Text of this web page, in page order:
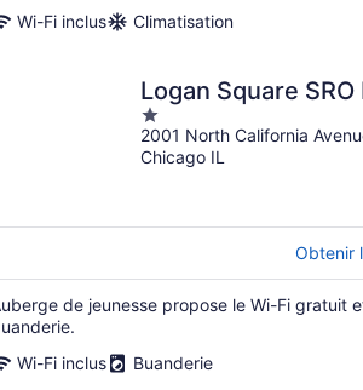
Wi-Fi inclus
Climatisation
Logan Square SRO
1
out
of
2001 North California
Chicago IL
Obtenir
de jeunesse propose le Wi-Fi gratuit
Wi-Fi inclus
Buanderie